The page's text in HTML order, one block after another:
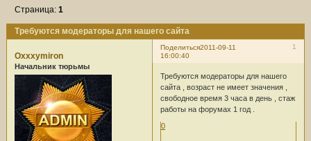
Требуются модераторы для нашего сайта
Страница:1
Поделиться 1
2011-09-11
16:00:40
Oxxxymiron
Начальник тюрьмы
Требуются модераторы для нашего
сайта , возраст не имеет значения ,
свободное время 3 часа в день , стаж
работы на форумах 1 год .
0